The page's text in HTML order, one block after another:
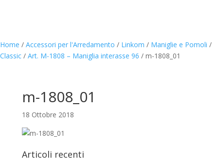
Home / Accessori per l'Arredamento / Linkom / Maniglie e Pomoli /
Classic / Art. M-1808 – Maniglia interasse 96 / m-1808_01
m-1808_01
18 Ottobre 2018
Articoli recenti